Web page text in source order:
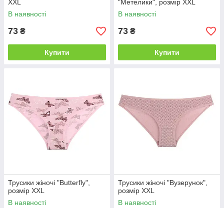
XXL
В наявності
73 ₴
Купити
"Метелики", розмір XXL
В наявності
73 ₴
Купити
Трусики жіночі "Butterfly",
розмір XXL
В наявності
Трусики жіночі "Вузерунок",
розмір XXL
В наявності